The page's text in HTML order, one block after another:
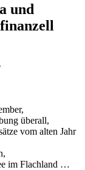
und
überall,
vom alten Jahr
im Flachland …